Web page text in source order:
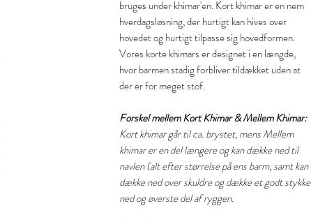
bruges under khimar'en. Kort khimar er en nem
hverdagsløsning, der hurtigt kan hives over
hovedet og hurtigt tilpasse sig hovedformen.
Vores korte khimars er designet i en længde,
hvor barmen stadig forbliver tildækket uden at
der er for meget stof.
Forskel mellem Kort Khimar & Mellem Khimar:
Kort khimar går til ca. brystet, mens Mellem
khimar er en del længere og kan dække ned til
navlen (alt efter størrelse på ens barm, samt kan
dække ned over skuldre og dække et godt stykke
ned og øverste del af ryggen.